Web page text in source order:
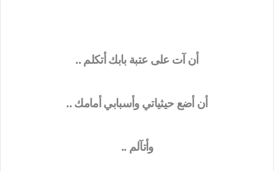
أن آت على عتبة بابك أتكلم ..
أن أضع حيثياتي وأسبابي أمامك ..
وأتآلم ..